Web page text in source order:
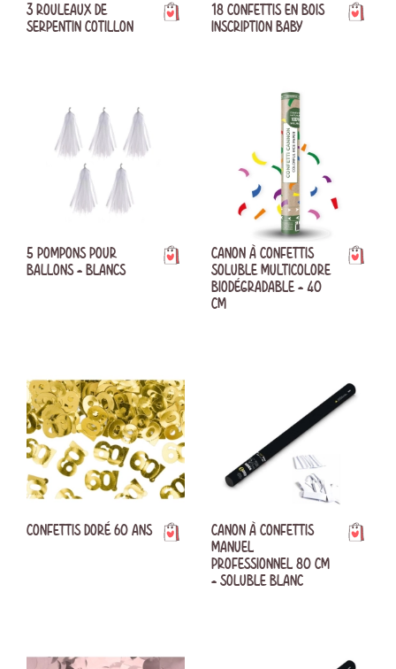
3 ROULEAUX DE
SERPENTIN COTILLON
18 CONFETTIS EN BOIS
INSCRIPTION BABY
5 POMPONS POUR
BALLONS - BLANCS
CANON À CONFETTIS
SOLUBLE MULTICOLORE
BIODÉGRADABLE - 40
CM
CONFETTIS DORÉ 60 ANS
CANON À CONFETTIS
MANUEL
PROFESSIONNEL 80 CM
- SOLUBLE BLANC